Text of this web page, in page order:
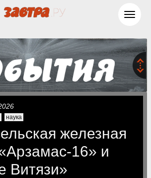
наука
железная
16» и
Витязи»